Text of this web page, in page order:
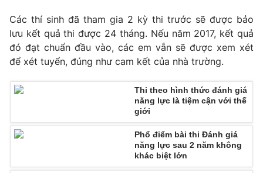
Giải sao mai
Sao
Làm đẹp
Chất lượng cuộc sống
Giáo dục
Tuyển sinh
Học trực tuyến
Công nghệ
Sản phẩm
Tư vấn
Giao lưu trực tuyến
Các thí sinh đã tham gia 2 kỳ thi trước sẽ được bảo
lưu kết quả thi được 24 tháng. Nếu năm 2017, kết quả
đó đạt chuẩn đầu vào, các em vẫn sẽ được xem xét
để xét tuyển, đúng như cam kết của nhà trường.
Thi theo hình thức đánh giá
năng lực là tiệm cận với thế
giới
Phổ điểm bài thi Đánh giá
năng lực sau 2 năm không
khác biệt lớn